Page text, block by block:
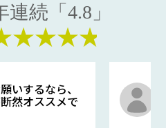
連続「4.8」
いするなら、
然オススメで